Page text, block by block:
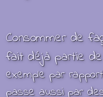
Consommer de
fait déjà partie
exemple par
passe aussi par